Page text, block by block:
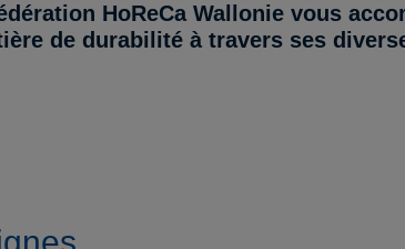
HoReCa Wallonie vous
de durabilité à travers ses